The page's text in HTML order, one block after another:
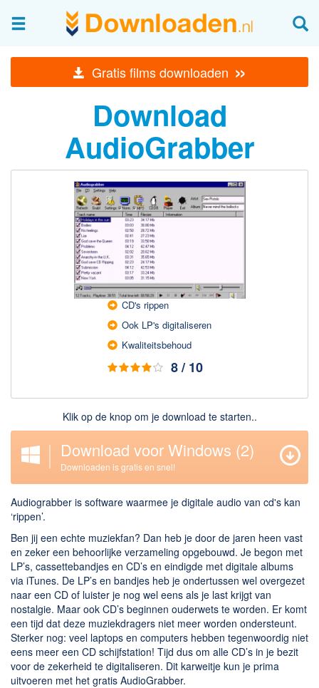
Gratis films downloaden »
Afbeeldingen & fotografie
Beheren en bekijken
Afbeelding & foto bewerken
Screenshots Maken
Audio & Video
Branden en Rippen
Converteren
Media streamen
Mediaspeler
Opnemen Audio en Video
Onderhoud & Veiligheid
Computer opschonen
Veilig online
Adresboek en contacten
Planning en organisatie
Tekst en Administratie
Overige
Algemeen
Chatten en bellen
Dating apps
Parkeer apps
Download
AudioGrabber
CD's rippen
Ook LP's digitaliseren
Kwaliteits­behoud
8 / 10
Klik op de knop om je download te starten..
Download voor Windows (2)
Downloaden is gratis en snel!
Audiograbber is software waarmee je digitale audio van cd's kan
‘rippen’.
Ben jij een echte muziekfan? Dan heb je door de jaren heen vast
en zeker een behoorlijke verzameling opgebouwd. Je begon met
LP’s, cassettebandjes en CD’s en eindigde met digitale albums
via iTunes. De LP’s en bandjes heb je ondertussen wel overgezet
naar een CD of luister je nog wel eens als je last krijgt van
nostalgie. Maar ook CD’s beginnen ouderwets te worden. Er komt
een tijd dat deze muziekdragers niet meer worden ondersteunt.
Sterker nog: veel laptops en computers hebben tegenwoordig niet
eens meer een CD schijfstation! Tijd dus om alle CD’s in je bezit
voor de zekerheid te digitaliseren. Dit karweitje kun je prima
uitvoeren met het gratis AudioGrabber.